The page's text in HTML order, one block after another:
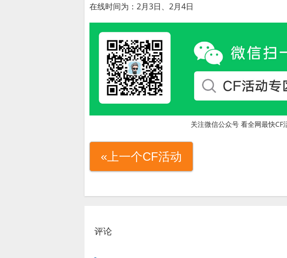
在线时间为：2月3日、2月4日
关注微信公众号 看全网最快CF
«上一个CF活动
评论